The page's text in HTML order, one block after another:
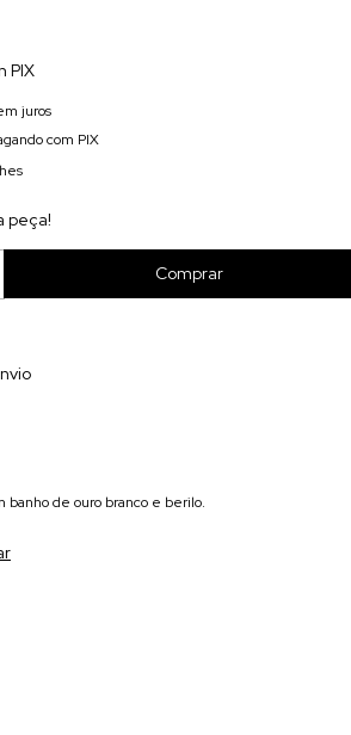
PIX
juros
com PIX
peça!
banho de ouro branco e berilo.